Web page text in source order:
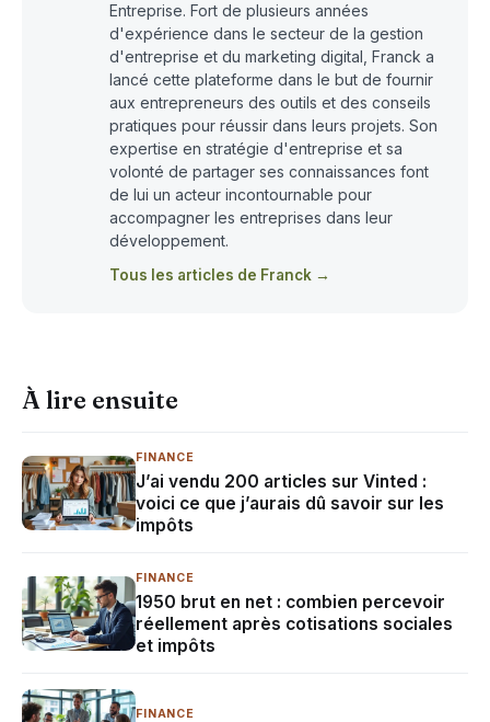
Entreprise. Fort de plusieurs années
d'expérience dans le secteur de la gestion
d'entreprise et du marketing digital, Franck a
lancé cette plateforme dans le but de fournir
aux entrepreneurs des outils et des conseils
pratiques pour réussir dans leurs projets. Son
expertise en stratégie d'entreprise et sa
volonté de partager ses connaissances font
de lui un acteur incontournable pour
accompagner les entreprises dans leur
développement.
Tous les articles de Franck →
À lire ensuite
FINANCE
J’ai vendu 200 articles sur Vinted :
voici ce que j’aurais dû savoir sur les
impôts
FINANCE
1950 brut en net : combien percevoir
réellement après cotisations sociales
et impôts
FINANCE